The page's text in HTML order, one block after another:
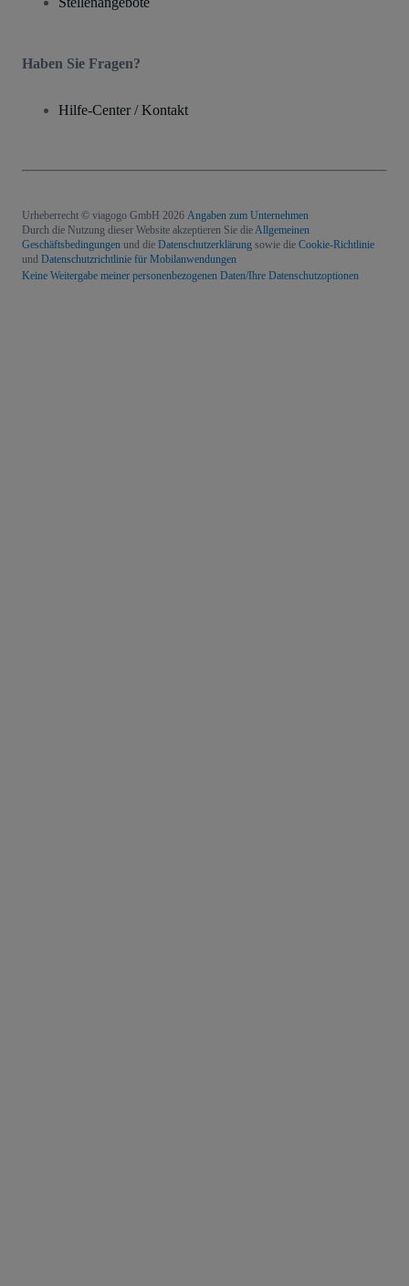
Haben Sie Fragen?
Hilfe-Center / Kontakt
Urheberrecht © viagogo GmbH 2026 Angaben zum Unternehmen
Durch die Nutzung dieser Website akzeptieren Sie dieAllgemeinen
Geschäftsbedingungen und die Datenschutzerklärung sowie die Cookie-Richtlinie
und Datenschutzrichtlinie für Mobilanwendungen
Keine Weitergabe meiner personenbezogenen Daten/Ihre Datenschutzoptionen